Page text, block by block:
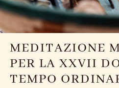
MEDITAZIONE
PER LA XXVII
TEMPO